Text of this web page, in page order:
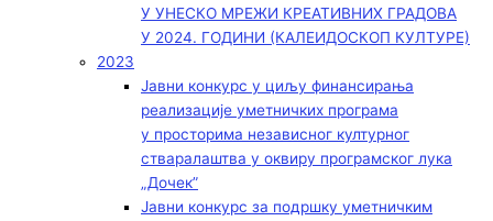
У УНЕСКО МРЕЖИ КРЕАТИВНИХ ГРАДОВА
У 2024. ГОДИНИ (КАЛЕИДОСКОП КУЛТУРЕ)
2023
Јавни конкурс у циљу финансирања
реализације уметничких програма
у просторима независног културног
стваралаштва у оквиру програмског лука
„Дочек”
Јавни конкурс за подршку уметничким